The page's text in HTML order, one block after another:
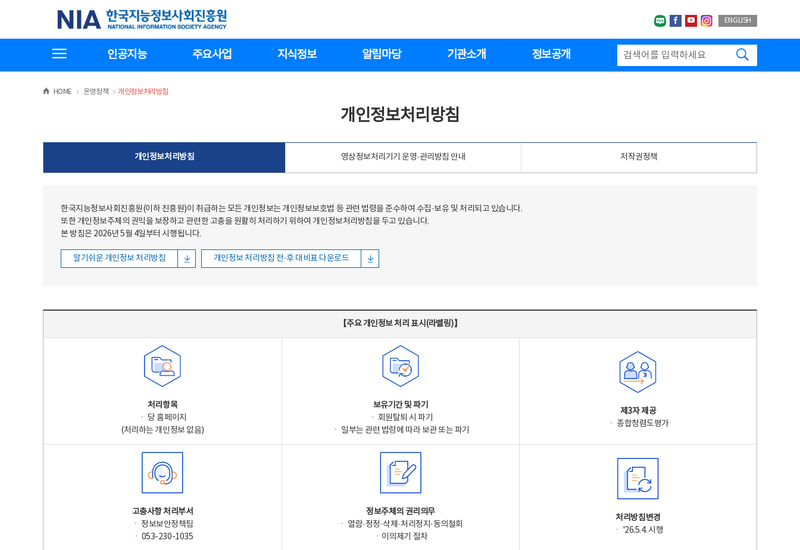
한국지능정보사회진흥원
네이버블로그
페이스북
유투브인스타그랩
ENGLISH
인공지능 주요사업 지식정보 알림마당 기관소개 정보공개
HOME >운영정책 >
개인정보처리방침
개인정보처리방침
개인정보처리방침 영상정보처리기기 운영·관리방침 안내 저작권정책
한국지능정보사회진흥원(이하 진흥원)이 취급하는 모든 개인정보는 개인정보보호법 등 관련 법령을 준수하여 수집·보유 및 처리되고 있습니다.
또한 개인정보주체의 권익을 보장하고 관련한 고충을 원활히 처리하기 위하여 개인정보처리방침을 두고 있습니다.
본 방침은 2026년 5월 4일부터 시행됩니다.
알기쉬운 개인정보 처리방침 개인정보 처리방침 전·후 대비표 다운로드
【주요 개인정보 처리 표시(라벨링)】
처리항목
ㆍ 당 홈페이지
(처리하는 개인정보 없음)
보유기간 및 파기
ㆍ 회원탈퇴 시 파기
ㆍ 일부는 관련 법령에 따라 보관 또는 파기
제3자 제공
ㆍ 종합청렴도평가
고충사항 처리부서
ㆍ 정보보안정책팀
ㆍ 053-230-1035
정보주체의 권리의무
ㆍ 열람·정정·삭제·처리정지·동의철회
ㆍ이의제기 절차
처리방침변경
ㆍ '26.5.4. 시행